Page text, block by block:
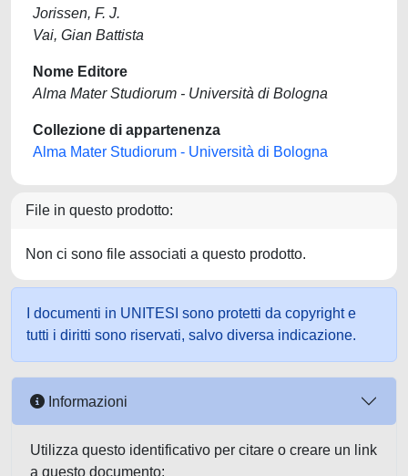
Jorissen, F. J.
Vai, Gian Battista
Nome Editore
Alma Mater Studiorum - Università di Bologna
Collezione di appartenenza
Alma Mater Studiorum - Università di Bologna
File in questo prodotto:
Non ci sono file associati a questo prodotto.
I documenti in UNITESI sono protetti da copyright e
tutti i diritti sono riservati, salvo diversa indicazione.
Informazioni
Utilizza questo identificativo per citare o creare un link
a questo documento: